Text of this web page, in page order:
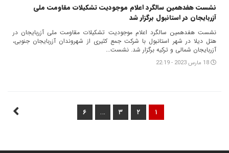
نشست هفدهمین سالگرد اعلام موجودیت تشکیلات مقاومت ملی
آزربایجان در استانبول برگزار شد
نشست هفدهمین سالگرد اعلام موجودیت تشکیلات مقاومت ملی آزربایجان در
هتل دیلا در شهر استانبول با شرکت جمع کثیری از شهروندان آزربایجان جنوبی،
آزربایجان شمالی و ترکیه برگزار شد. نشست...
18 مارس 2023 - 22:19
۱ ۲ ۳ … ۶